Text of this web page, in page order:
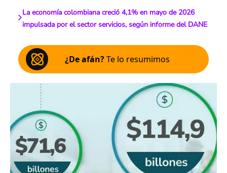
La economía colombiana creció 4,1% en mayo de 2026
impulsada por el sector servicios, según informe del DANE
¿De afán?Te lo resumimos